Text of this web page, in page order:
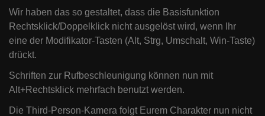
Wir haben das so gestaltet, dass die Basisfunktion
Rechtsklick/Doppelklick nicht ausgelöst wird, wenn Ihr
eine der Modifikator-Tasten (Alt, Strg, Umschalt, Win-Taste)
drückt.
Schriften zur Rufbeschleunigung können nun mit
Alt+Rechtsklick mehrfach benutzt werden.
Die Third-Person-Kamera folgt Eurem Charakter nun nicht